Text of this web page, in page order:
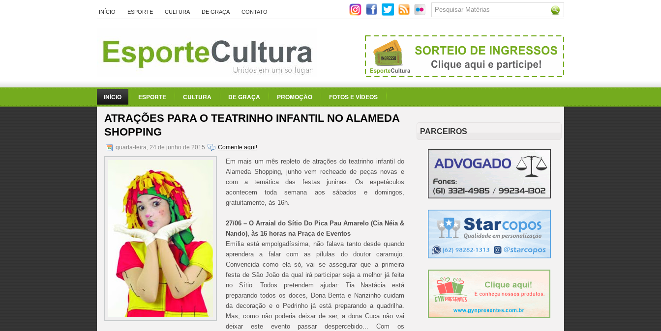
INÍCIO ESPORTE CULTURA DE GRAÇA CONTATO
INÍCIO ESPORTE CULTURA DE GRAÇA PROMOÇÃO FOTOS E VÍDEOS
ATRAÇÕES PARA O TEATRINHO INFANTIL NO ALAMEDA
SHOPPING
quarta-feira, 24 de junho de 2015 Comente aqui!
Em mais um mês repleto de atrações do teatrinho infantil do
Alameda Shopping, junho vem recheado de peças novas e
com a temática das festas juninas. Os espetáculos
acontecem toda semana aos sábados e domingos,
gratuitamente, às 16h.
27/06 – O Arraial do Sítio Do Pica Pau Amarelo (Cia Néia &
Nando), às 16 horas na Praça de Eventos
Emília está empolgadíssima, não falava tanto desde quando
aprendera a falar com as pílulas do doutor caramujo.
Convencida como ela só, vai se assegurar que a primeira
festa de São João da qual irá participar seja a melhor já feita
no Sítio. Todos pretendem ajudar: Tia Nastácia está
preparando todos os doces, Dona Benta e Narizinho cuidam
da decoração e o Pedrinho já está preparando a quadrilha.
Mas, como não poderia deixar de ser, a dona Cuca não vai
deixar este evento passar despercebido... Com os
PARCEIROS